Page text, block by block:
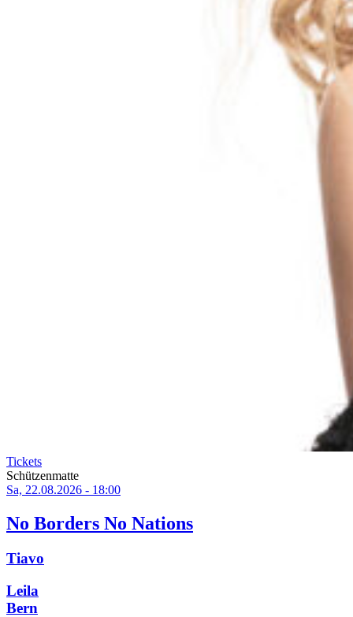
Tickets
Schützenmatte
Sa, 22.08.2026 - 18:00
No Borders No Nations
Tiavo
Leila
Bern